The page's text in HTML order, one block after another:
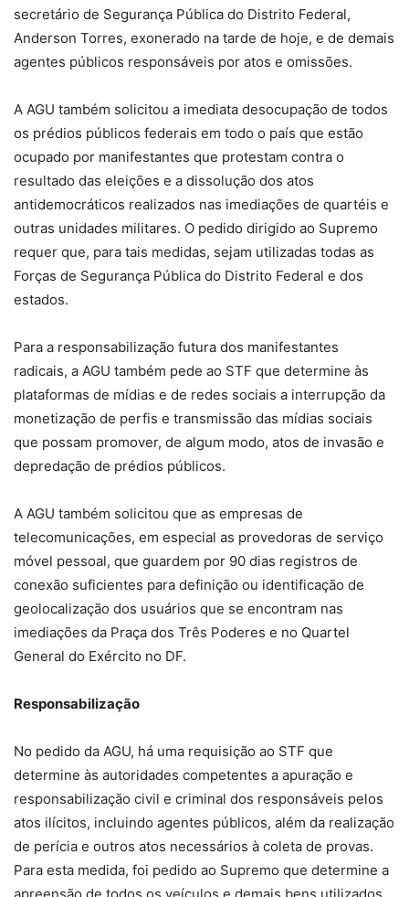
secretário de Segurança Pública do Distrito Federal,
Anderson Torres, exonerado na tarde de hoje, e de demais
agentes públicos responsáveis por atos e omissões.
A AGU também solicitou a imediata desocupação de todos
os prédios públicos federais em todo o país que estão
ocupado por manifestantes que protestam contra o
resultado das eleições e a dissolução dos atos
antidemocráticos realizados nas imediações de quartéis e
outras unidades militares. O pedido dirigido ao Supremo
requer que, para tais medidas, sejam utilizadas todas as
Forças de Segurança Pública do Distrito Federal e dos
estados.
Para a responsabilização futura dos manifestantes
radicais, a AGU também pede ao STF que determine às
plataformas de mídias e de redes sociais a interrupção da
monetização de perfis e transmissão das mídias sociais
que possam promover, de algum modo, atos de invasão e
depredação de prédios públicos.
A AGU também solicitou que as empresas de
telecomunicações, em especial as provedoras de serviço
móvel pessoal, que guardem por 90 dias registros de
conexão suficientes para definição ou identificação de
geolocalização dos usuários que se encontram nas
imediações da Praça dos Três Poderes e no Quartel
General do Exército no DF.
Responsabilização
No pedido da AGU, há uma requisição ao STF que
determine às autoridades competentes a apuração e
responsabilização civil e criminal dos responsáveis pelos
atos ilícitos, incluindo agentes públicos, além da realização
de perícia e outros atos necessários à coleta de provas.
Para esta medida, foi pedido ao Supremo que determine a
apreensão de todos os veículos e demais bens utilizados